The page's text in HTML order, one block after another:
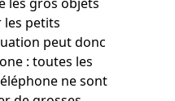
petits
peut donc
: toutes les
ne sont